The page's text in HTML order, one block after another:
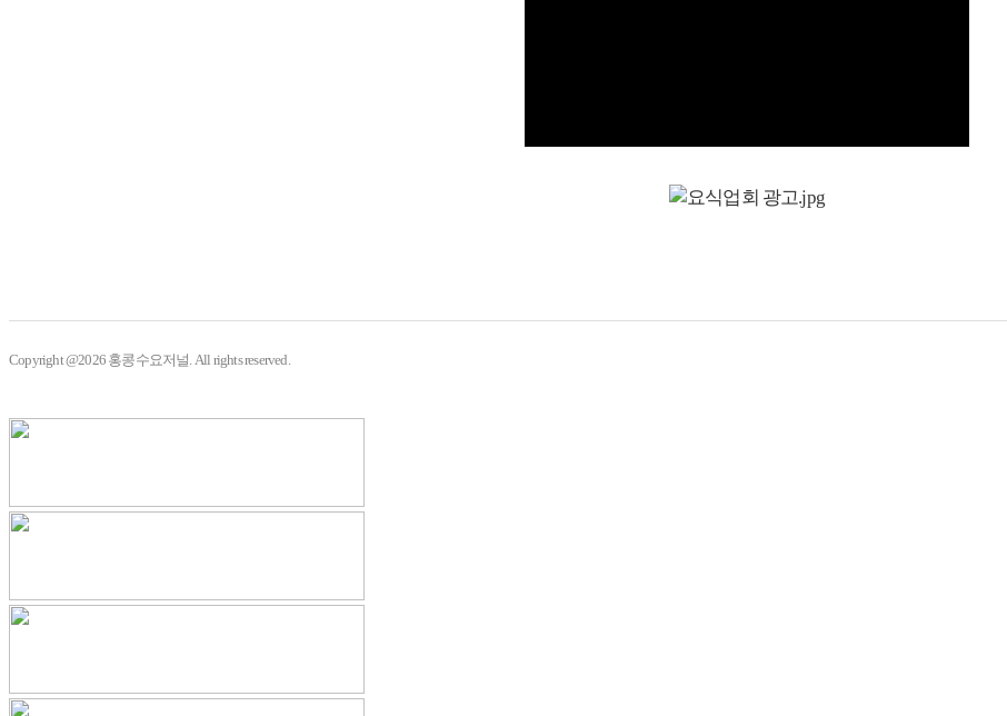
Copyright @2026 홍콩수요저널. All rights reserved.